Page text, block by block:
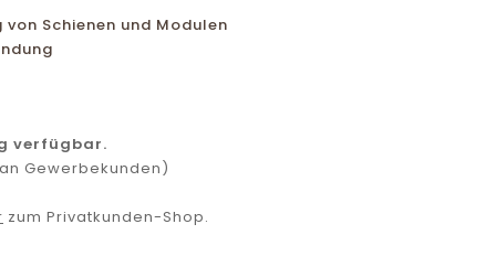
Schienen und Modulen
verfügbar.
Gewerbekunden)
zum Privatkunden-Shop.